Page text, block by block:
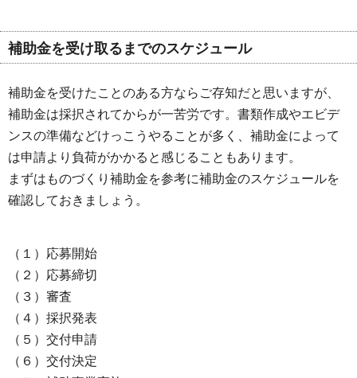
補助金を受け取るまでのスケジュール
補助金を受けたことのある方ならご存知だと思いますが、
補助金は採択されてからが一苦労です。書類作成やエビデ
ンスの準備などけっこうやることが多く、補助金によって
は申請より負荷がかかると感じることもあります。
まずはものづくり補助金を参考に補助金のスケジュールを
確認しておきましょう。
（１）応募開始
（２）応募締切
（３）審査
（４）採択発表
（５）交付申請
（６）交付決定